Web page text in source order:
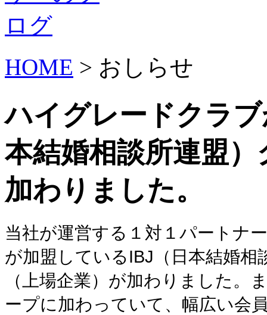
HOME > おしらせ
ハイグレードクラ
本結婚相談所連盟
加わりました。
当社が運営する１対１パートナ
が加盟しているIBJ（日本結婚
（上場企業）が加わりました。
ープに加わっていて、幅広い会